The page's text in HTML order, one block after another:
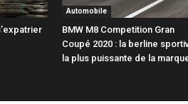
Automobile
BMW M8 Competition Gran
Coupé 2020 : la berline
la plus puissante de la